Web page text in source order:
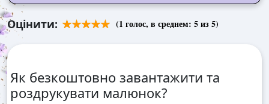
Оцінити: (1 голос, в среднем: 5из 5)
Як безкоштовно завантажити та
роздрукувати малюнок?